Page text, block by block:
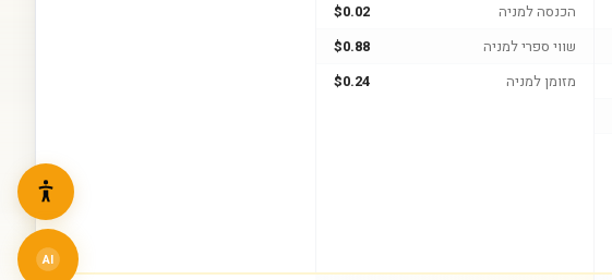
הכנסה למניה
$0.02
שווי ספרי למניה
$0.88
מזומן למניה
$0.24
AI